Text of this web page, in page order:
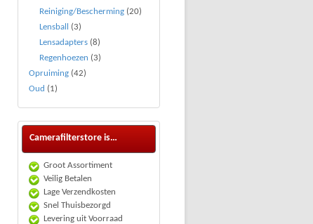
Reiniging/Bescherming (20)
Lensball
(3)
Lensadapters (8)
Regenhoezen (3)
Opruiming (42)
Oud (1)
Camerafilterstore is…
Groot Assortiment
Veilig Betalen
Lage Verzendkosten
Snel Thuisbezorgd
Levering uit Voorraad